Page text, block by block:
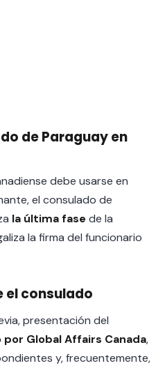
de Paraguay en
debe usarse en
el consulado de
la última fase de la
la firma del funcionario
el consulado
presentación del
por Global Affairs Canada,
y, frecuentemente,